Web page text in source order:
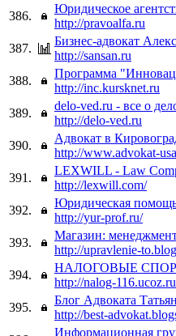
386.
Юридическое
http://pravoalfa.ru
387.
Бизнес-адвокат
http://sansan.ru
388.
Программа
http://inc.kursknet.ru
389.
delo-ved.ru - все о
http://delo-ved.ru
390.
Адвокат в
http://www.advokat-
391.
LEXWILL - Law
http://lexwill.com/
392.
Юридическая
http://yur-prof.ru/
393.
Магазин:
http://upravlenie-
394.
НАЛОГОВЫЕ
http://nalog-116.ucoz.ru
395.
Блог Адвоката
http://best-
Информационная